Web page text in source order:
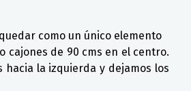
como un único elemento
cajones de 90 cms en el centro.
la izquierda y dejamos los